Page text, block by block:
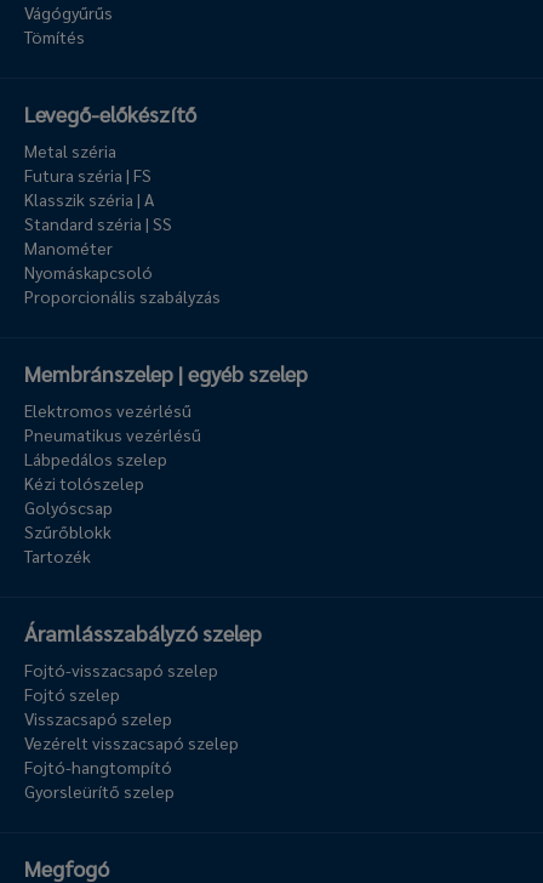
Vágógyűrűs
Tömítés
Levegő-előkészítő
Metal széria
Futura széria | FS
Klasszik széria | A
Standard széria | SS
Manométer
Nyomáskapcsoló
Proporcionális szabályzás
Membránszelep | egyéb szelep
Elektromos vezérlésű
Pneumatikus vezérlésű
Lábpedálos szelep
Kézi tolószelep
Golyóscsap
Szűrőblokk
Tartozék
Áramlásszabályzó szelep
Fojtó-visszacsapó szelep
Fojtó szelep
Visszacsapó szelep
Vezérelt visszacsapó szelep
Fojtó-hangtompító
Gyorsleürítő szelep
Megfogó